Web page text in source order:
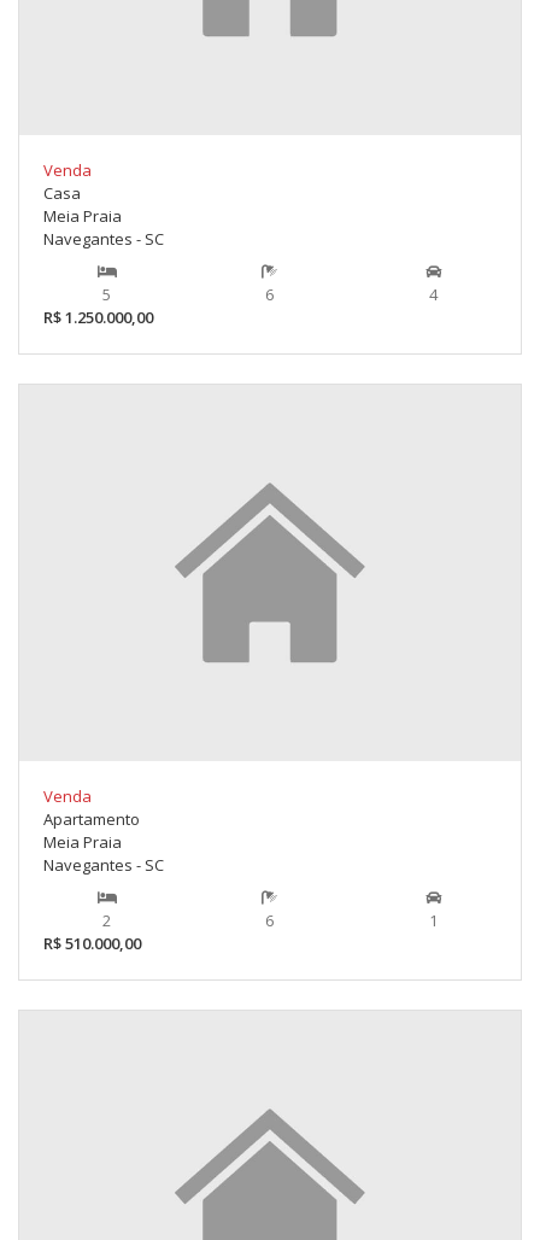
Venda
Casa
Meia Praia
Navegantes - SC
5 6
4
R$ 1.250.000,00
Venda
Apartamento
Meia Praia
Navegantes - SC
2 6
1
R$ 510.000,00